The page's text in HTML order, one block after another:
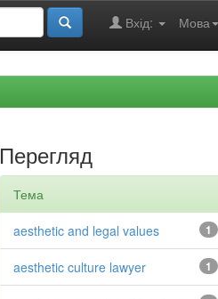
Мова
Вхід:
Перегляд
Тема
1
aesthetic and legal values
1
aesthetic culture lawyer